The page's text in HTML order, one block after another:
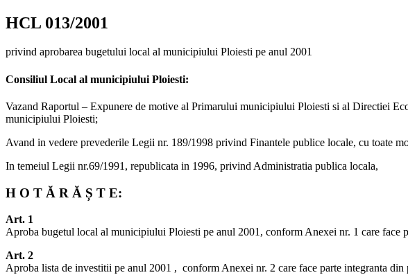
HCL 013/2001
privind aprobarea bugetului local al municipiului Ploiesti pe anul 2001
Consiliul Local al municipiului Ploiesti:
Vazand Raportul – Expunere de motive al Primarului municipiului Ploiesti si al Directiei
municipiului Ploiesti;
Avand in vedere prevederile Legii nr. 189/1998 privind Finantele publice locale, cu toate
In temeiul Legii nr.69/1991, republicata in 1996, privind Administratia publica locala,
H O T Ă R Ă Ș T E:
Art. 1
Aproba bugetul local al municipiului Ploiesti pe anul 2001, conform Anexei nr. 1 care face
Art. 2
Aproba lista de investitii pe anul 2001 , conform Anexei nr. 2 care face parte integranta din